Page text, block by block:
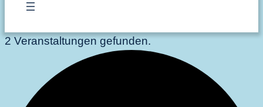
2 Veranstaltungen gefunden.